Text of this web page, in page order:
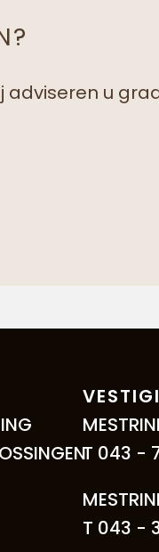
adviseren u
T 043 -
T 043 -